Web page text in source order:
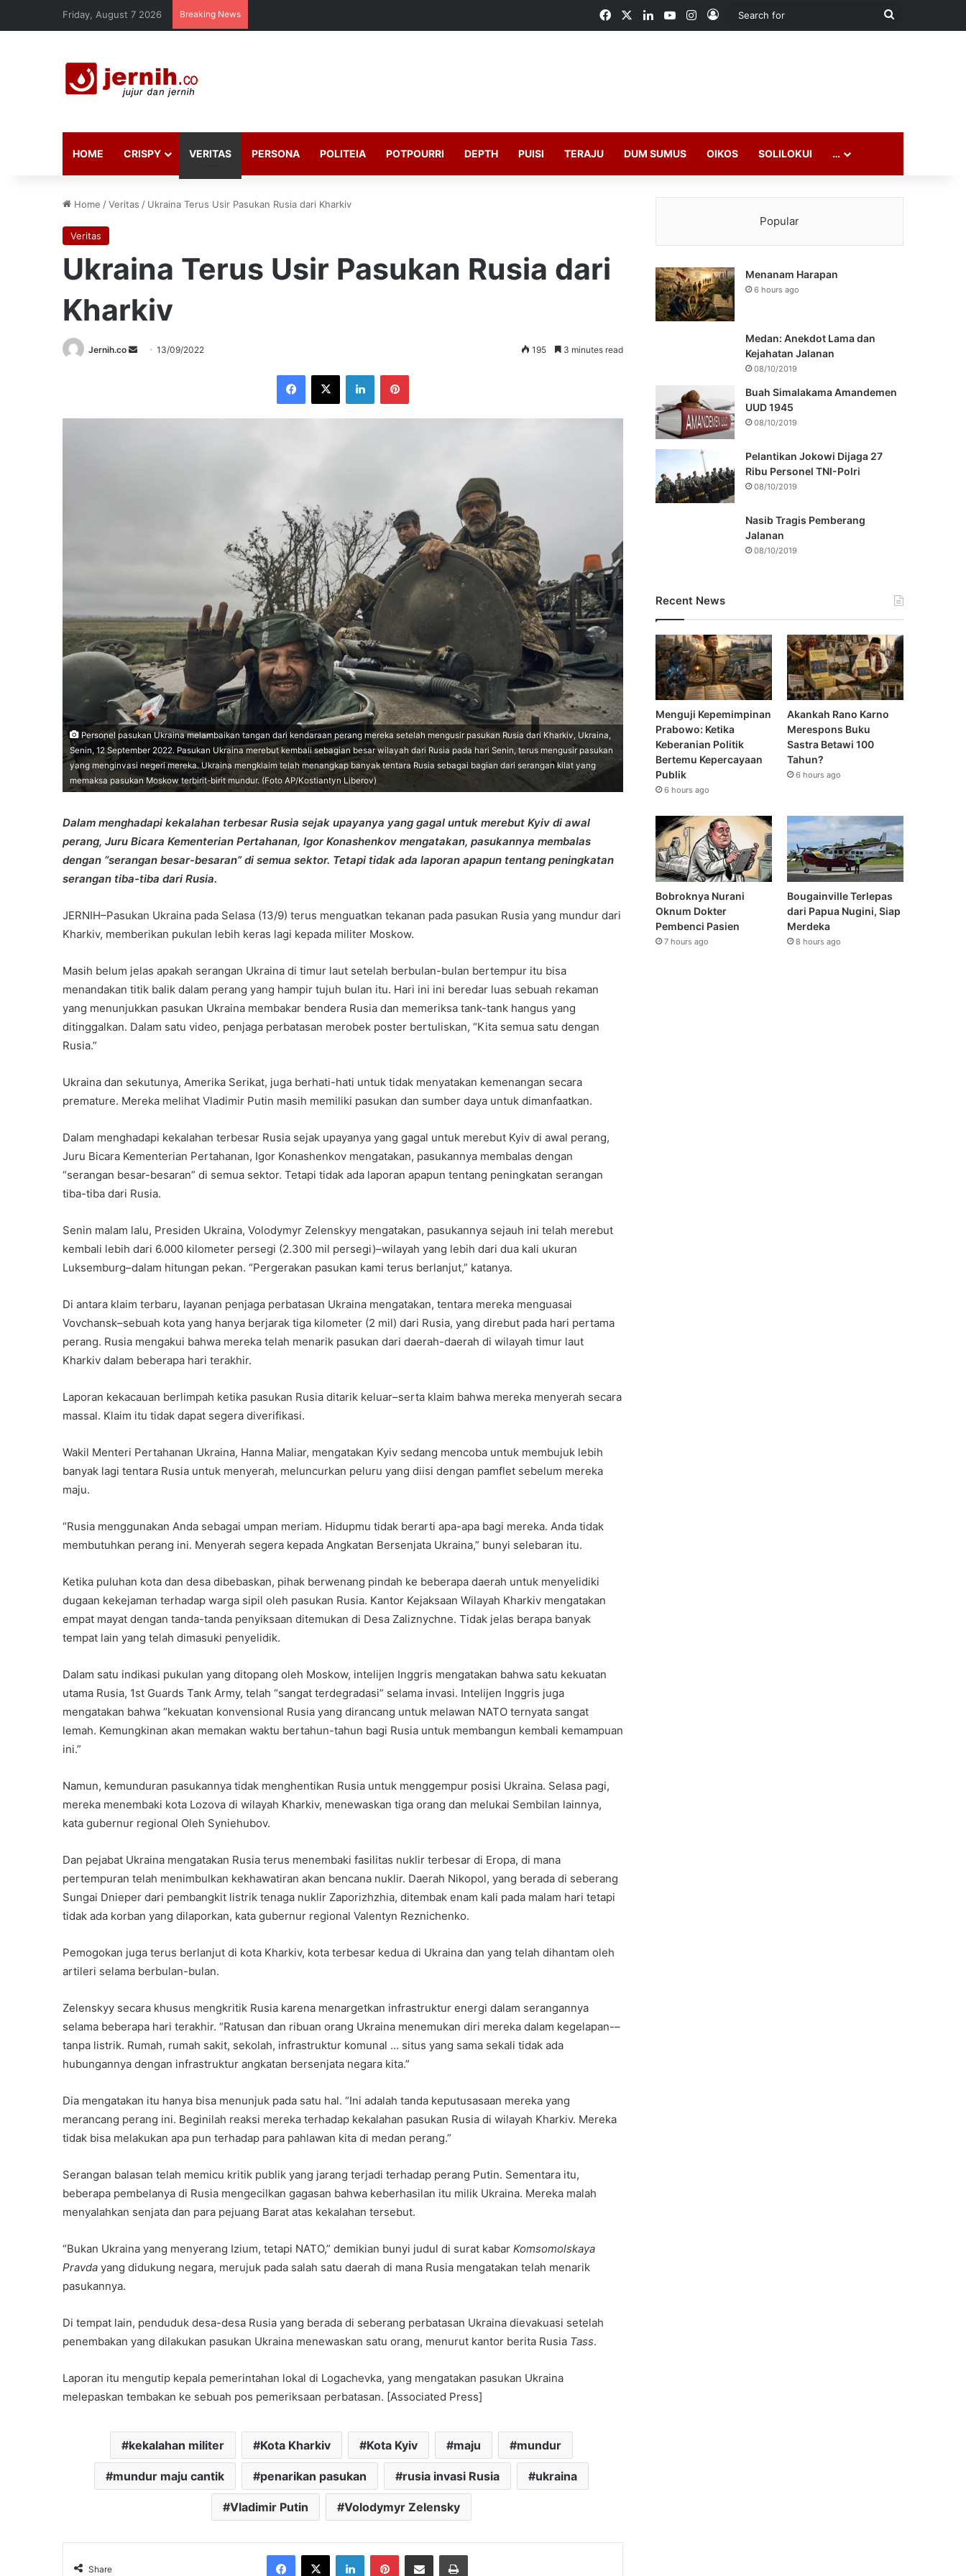
Friday, August 7 2026 Breaking News FacebookLinkedInYouTubeInstagram
Log In
Search
HOME CRISPY VERITAS PERSONA POLITEIA POTPOURRI DEPTH PUISI TERAJU DUM SUMUS OIKOS SOLILOKUI …
Home /Veritas / Ukraina Terus Usir Pasukan Rusia dari Kharkiv
Veritas
Ukraina Terus Usir Pasukan Rusia dari
Kharkiv
Jernih.co
Send13/09/2022 195 3 minutes read
Facebook
X LinkedInPinterest
Personel pasukan Ukraina melambaikan tangan dari kendaraan perang mereka setelah mengusir pasukan Rusia dari Kharkiv, Ukraina,
Senin, 12 September 2022. Pasukan Ukraina merebut kembali sebagian besar wilayah dari Rusia pada hari Senin, terus mengusir pasukan
yang menginvasi negeri mereka. Ukraina mengklaim telah menangkap banyak tentara Rusia sebagai bagian dari serangan kilat yang
memaksa pasukan Moskow terbirit-birit mundur. (Foto AP/Kostiantyn Liberov)
Dalam menghadapi kekalahan terbesar Rusia sejak upayanya yang gagal untuk merebut Kyiv di awal
perang, Juru Bicara Kementerian Pertahanan, Igor Konashenkov mengatakan, pasukannya membalas
dengan “serangan besar-besaran” di semua sektor. Tetapi tidak ada laporan apapun tentang peningkatan
serangan tiba-tiba dari Rusia.
JERNIH–Pasukan Ukraina pada Selasa (13/9) terus menguatkan tekanan pada pasukan Rusia yang mundur dari
Kharkiv, memberikan pukulan lebih keras lagi kepada militer Moskow.
Masih belum jelas apakah serangan Ukraina di timur laut setelah berbulan-bulan bertempur itu bisa
menandakan titik balik dalam perang yang hampir tujuh bulan itu. Hari ini ini beredar luas sebuah rekaman
yang menunjukkan pasukan Ukraina membakar bendera Rusia dan memeriksa tank-tank hangus yang
ditinggalkan. Dalam satu video, penjaga perbatasan merobek poster bertuliskan, “Kita semua satu dengan
Rusia.”
Ukraina dan sekutunya, Amerika Serikat, juga berhati-hati untuk tidak menyatakan kemenangan secara
premature. Mereka melihat Vladimir Putin masih memiliki pasukan dan sumber daya untuk dimanfaatkan.
Dalam menghadapi kekalahan terbesar Rusia sejak upayanya yang gagal untuk merebut Kyiv di awal perang,
Juru Bicara Kementerian Pertahanan, Igor Konashenkov mengatakan, pasukannya membalas dengan
“serangan besar-besaran” di semua sektor. Tetapi tidak ada laporan apapun tentang peningkatan serangan
tiba-tiba dari Rusia.
Senin malam lalu, Presiden Ukraina, Volodymyr Zelenskyy mengatakan, pasukannya sejauh ini telah merebut
kembali lebih dari 6.000 kilometer persegi (2.300 mil persegi)–wilayah yang lebih dari dua kali ukuran
Luksemburg–dalam hitungan pekan. “Pergerakan pasukan kami terus berlanjut,” katanya.
Di antara klaim terbaru, layanan penjaga perbatasan Ukraina mengatakan, tentara mereka menguasai
Vovchansk–sebuah kota yang hanya berjarak tiga kilometer (2 mil) dari Rusia, yang direbut pada hari pertama
perang. Rusia mengakui bahwa mereka telah menarik pasukan dari daerah-daerah di wilayah timur laut
Kharkiv dalam beberapa hari terakhir.
Laporan kekacauan berlimpah ketika pasukan Rusia ditarik keluar–serta klaim bahwa mereka menyerah secara
massal. Klaim itu tidak dapat segera diverifikasi.
Wakil Menteri Pertahanan Ukraina, Hanna Maliar, mengatakan Kyiv sedang mencoba untuk membujuk lebih
banyak lagi tentara Rusia untuk menyerah, meluncurkan peluru yang diisi dengan pamflet sebelum mereka
maju.
“Rusia menggunakan Anda sebagai umpan meriam. Hidupmu tidak berarti apa-apa bagi mereka. Anda tidak
membutuhkan perang ini. Menyerah segera kepada Angkatan Bersenjata Ukraina,” bunyi selebaran itu.
Ketika puluhan kota dan desa dibebaskan, pihak berwenang pindah ke beberapa daerah untuk menyelidiki
dugaan kekejaman terhadap warga sipil oleh pasukan Rusia. Kantor Kejaksaan Wilayah Kharkiv mengatakan
empat mayat dengan tanda-tanda penyiksaan ditemukan di Desa Zaliznychne. Tidak jelas berapa banyak
tempat lain yang telah dimasuki penyelidik.
Dalam satu indikasi pukulan yang ditopang oleh Moskow, intelijen Inggris mengatakan bahwa satu kekuatan
utama Rusia, 1st Guards Tank Army, telah “sangat terdegradasi” selama invasi. Intelijen Inggris juga
mengatakan bahwa “kekuatan konvensional Rusia yang dirancang untuk melawan NATO ternyata sangat
lemah. Kemungkinan akan memakan waktu bertahun-tahun bagi Rusia untuk membangun kembali kemampuan
ini.”
Namun, kemunduran pasukannya tidak menghentikan Rusia untuk menggempur posisi Ukraina. Selasa pagi,
mereka menembaki kota Lozova di wilayah Kharkiv, menewaskan tiga orang dan melukai Sembilan lainnya,
kata gubernur regional Oleh Syniehubov.
Dan pejabat Ukraina mengatakan Rusia terus menembaki fasilitas nuklir terbesar di Eropa, di mana
pertempuran telah menimbulkan kekhawatiran akan bencana nuklir. Daerah Nikopol, yang berada di seberang
Sungai Dnieper dari pembangkit listrik tenaga nuklir Zaporizhzhia, ditembak enam kali pada malam hari tetapi
tidak ada korban yang dilaporkan, kata gubernur regional Valentyn Reznichenko.
Pemogokan juga terus berlanjut di kota Kharkiv, kota terbesar kedua di Ukraina dan yang telah dihantam oleh
artileri selama berbulan-bulan.
Zelenskyy secara khusus mengkritik Rusia karena menargetkan infrastruktur energi dalam serangannya
selama beberapa hari terakhir. “Ratusan dan ribuan orang Ukraina menemukan diri mereka dalam kegelapan-–
tanpa listrik. Rumah, rumah sakit, sekolah, infrastruktur komunal … situs yang sama sekali tidak ada
hubungannya dengan infrastruktur angkatan bersenjata negara kita.”
Dia mengatakan itu hanya bisa menunjuk pada satu hal. “Ini adalah tanda keputusasaan mereka yang
merancang perang ini. Beginilah reaksi mereka terhadap kekalahan pasukan Rusia di wilayah Kharkiv. Mereka
tidak bisa melakukan apa pun terhadap para pahlawan kita di medan perang.”
Serangan balasan telah memicu kritik publik yang jarang terjadi terhadap perang Putin. Sementara itu,
beberapa pembelanya di Rusia mengecilkan gagasan bahwa keberhasilan itu milik Ukraina. Mereka malah
menyalahkan senjata dan para pejuang Barat atas kekalahan tersebut.
“Bukan Ukraina yang menyerang Izium, tetapi NATO,” demikian bunyi judul di surat kabar Komsomolskaya
Pravda yang didukung negara, merujuk pada salah satu daerah di mana Rusia mengatakan telah menarik
pasukannya.
Di tempat lain, penduduk desa-desa Rusia yang berada di seberang perbatasan Ukraina dievakuasi setelah
penembakan yang dilakukan pasukan Ukraina menewaskan satu orang, menurut kantor berita Rusia Tass.
Laporan itu mengutip kepala pemerintahan lokal di Logachevka, yang mengatakan pasukan Ukraina
melepaskan tembakan ke sebuah pos pemeriksaan perbatasan. [Associated Press]
kekalahan militer Kota Kharkiv Kota Kyiv maju mundur
mundur maju cantik penarikan pasukan rusia invasi Rusia ukraina
Vladimir Putin Volodymyr Zelensky
Share
Facebook
X LinkedInPinterestShare via Email Print
Popular
Menanam Harapan
6 hours ago
Medan: Anekdot Lama dan
Kejahatan Jalanan
08/10/2019
Buah Simalakama Amandemen
UUD 1945
08/10/2019
Pelantikan Jokowi Dijaga 27
Ribu Personel TNI-Polri
08/10/2019
Nasib Tragis Pemberang
Jalanan
08/10/2019
Recent News
Menguji Kepemimpinan
Prabowo: Ketika
Keberanian Politik
Bertemu Kepercayaan
Publik
6 hours ago
Akankah Rano Karno
Merespons Buku
Sastra Betawi 100
Tahun?
6 hours ago
Bobroknya Nurani
Oknum Dokter
Pembenci Pasien
7 hours ago
Bougainville Terlepas
dari Papua Nugini, Siap
Merdeka
8 hours ago